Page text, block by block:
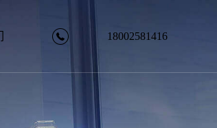
18002581416